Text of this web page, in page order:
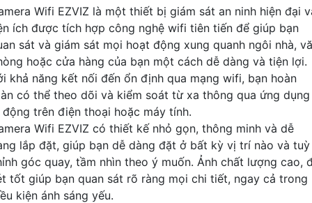
Wifi EZVIZ là một thiết bị giám sát an ninh hiện đại
ích được tích hợp công nghệ wifi tiên tiến để giúp bạn
sát và giám sát mọi hoạt động xung quanh ngôi nhà,
hoặc cửa hàng của bạn một cách dễ dàng và tiện lợi.
khả năng kết nối đến ổn định qua mạng wifi, bạn hoàn
có thể theo dõi và kiểm soát từ xa thông qua ứng dụng
trên điện thoại hoặc máy tính.
Wifi EZVIZ có thiết kế nhỏ gọn, thông minh và dễ
lắp đặt, giúp bạn dễ dàng đặt ở bất kỳ vị trí nào và tuỳ
góc quay, tầm nhìn theo ý muốn. Ảnh chất lượng cao,
tốt giúp bạn quan sát rõ ràng mọi chi tiết, ngay cả trong
kiện ánh sáng yếu.